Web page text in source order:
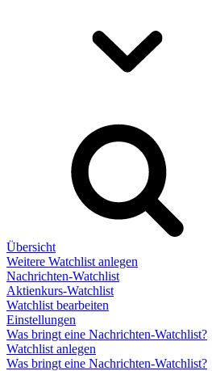
Übersicht
Weitere Watchlist anlegen
Nachrichten-Watchlist
Aktienkurs-Watchlist
Watchlist bearbeiten
Einstellungen
Was bringt eine Nachrichten-Watchlist?
Watchlist anlegen
Was bringt eine Nachrichten-Watchlist?